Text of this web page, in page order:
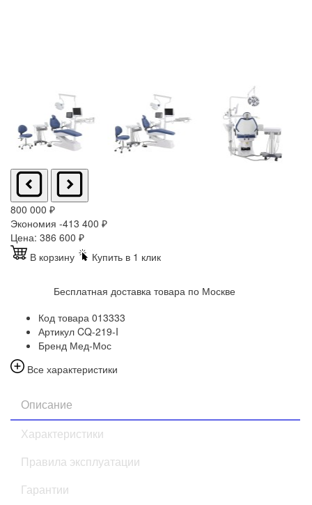
800 000 ₽
Экономия -413 400 ₽
Цена: 386 600 ₽
В корзину
Купить в 1 клик
Бесплатная доставка товара по Москве
Код товара 013333
Артикул CQ-219-I
Бренд Мед-Мос
Все характеристики
Описание
Характеристики
Правила эксплуатации
Гарантии